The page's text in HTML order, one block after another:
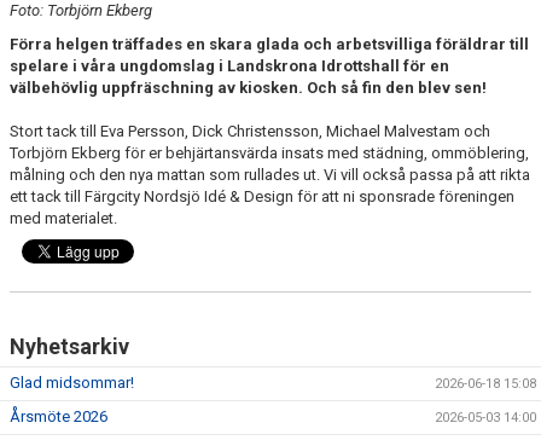
Foto: Torbjörn Ekberg
Förra helgen träffades en skara glada och arbetsvilliga föräldrar till
spelare i våra ungdomslag i Landskrona Idrottshall för en
välbehövlig uppfräschning av kiosken. Och så fin den blev sen!
Stort tack till Eva Persson, Dick Christensson, Michael Malvestam och
Torbjörn Ekberg för er behjärtansvärda insats med städning, ommöblering,
målning och den nya mattan som rullades ut. Vi vill också passa på att rikta
ett tack till Färgcity Nordsjö Idé & Design för att ni sponsrade föreningen
med materialet.
Nyhetsarkiv
Glad midsommar! 2026-06-18 15:08
Årsmöte 2026 2026-05-03 14:00